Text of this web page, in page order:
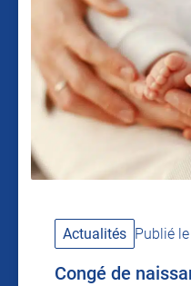
Actualités Publié
Congé de